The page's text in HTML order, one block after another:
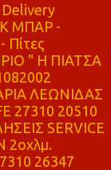
Delivery
ΜΠΑΡ -
Πίτες
" Η ΠΙΑΤΣΑ
ΛΕΩΝΙΔΑΣ
27310 20510
SERVICE
26347